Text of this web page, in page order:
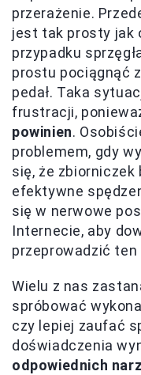
przerażenie.
jest tak prosty jak
przypadku
prostu pociągnąć
pedał. Taka
frustracji,
powinien.
problemem, gdy
się, że zbiorniczek
efektywne
się w nerwowe
Internecie, aby
przeprowadzić ten
Wielu z nas
spróbować
czy lepiej zaufać
doświadczenia
odpowiednich